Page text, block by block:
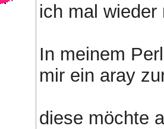
ich mal wieder
In meinem
mir ein aray
diese möchte